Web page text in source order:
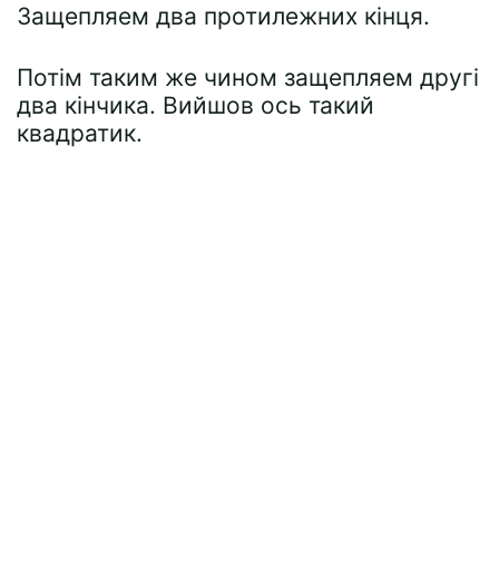
Защепляем два протилежних кінця.
Потім таким же чином защепляем другі
два кінчика. Вийшов ось такий
квадратик.